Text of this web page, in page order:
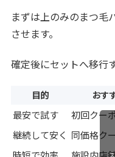
まずは上のみのまつ毛
させます。
確定後にセットへ移行
目的 おす
最安で試す 初回クー
継続して安く 同価格ク